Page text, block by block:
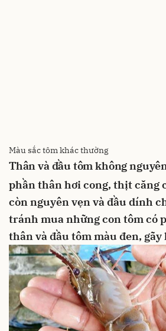
Màu sắc tôm khác thường
Thân và đầu tôm không
phần thân hơi cong, thịt căng
còn nguyên vẹn và đầu dính
tránh mua những con tôm có
thân và đầu tôm màu đen, gãy